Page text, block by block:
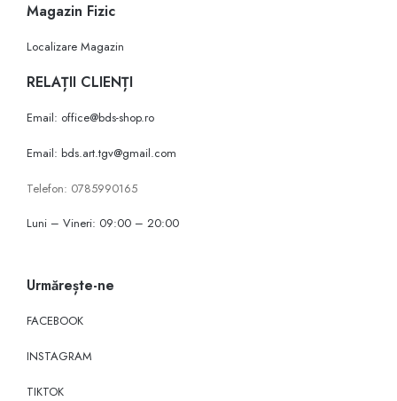
Magazin Fizic
Localizare Magazin
RELAȚII CLIENȚI
Email: office@bds-shop.ro
Email: bds.art.tgv@gmail.com
Telefon: 0785990165
Luni – Vineri: 09:00 – 20:00
Urmărește-ne
FACEBOOK
INSTAGRAM
TIKTOK